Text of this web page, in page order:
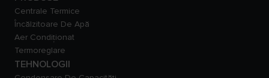
Centrale Termice
Încălzitoare De Apă
Aer Condiționat
Termoreglare
TEHNOLOGII